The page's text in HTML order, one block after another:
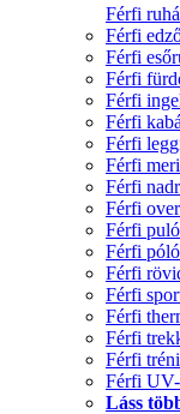
Férfi
Férfi
Férfi
Férfi
Férfi
Férfi
Férfi
Férfi
Férfi
Férfi
Férfi
Férfi
Férfi
Férfi
Férfi
Férfi
Férfi
Férfi
Láss